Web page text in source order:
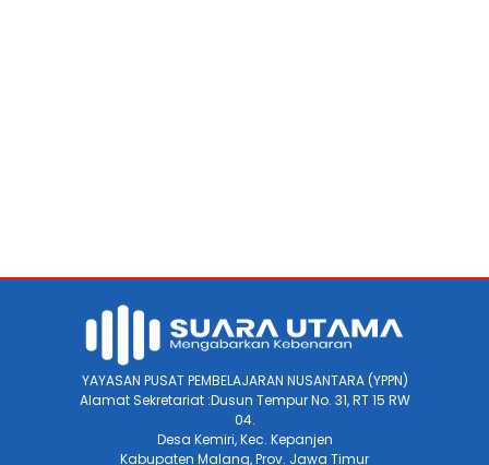
YAYASAN PUSAT PEMBELAJARAN NUSANTARA (YPPN)
Alamat Sekretariat :Dusun Tempur No. 31, RT 15 RW
04.
Desa Kemiri, Kec. Kepanjen
Kabupaten Malang, Prov. Jawa Timur